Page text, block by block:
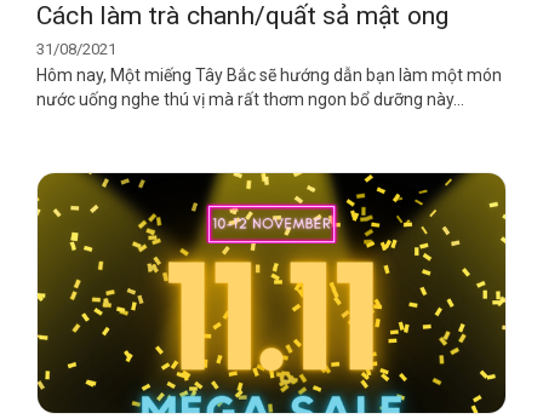
Cách làm trà chanh/quất sả mật ong
31/08/2021
Hôm nay, Một miếng Tây Bắc sẽ hướng dẫn bạn làm một món
nước uống nghe thú vị mà rất thơm ngon bổ dưỡng này...